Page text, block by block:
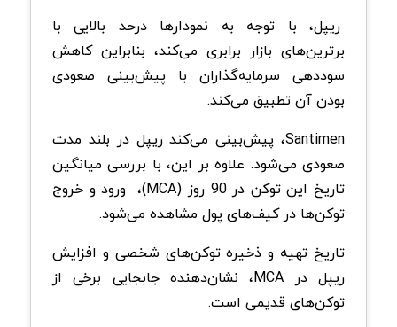
ریپل، با توجه به نمودارها درحد بالایی با
برترین‌های بازار برابری می‌کند، بنابراین کاهش
سوددهی سرمایه‌گذاران با پیش‌بینی صعودی
بودن آن تطبیق می‌کند.
Santimen، پیش‌بینی می‌کند ریپل در بلند مدت
صعودی می‌شود. علاوه بر این، با بررسی میانگین
تاریخ این توکن در 90 روز (MCA)، ورود و خروج
توکن‌ها در کیف‌های پول‌ مشاهده می‌شود.
تاریخ تهیه و ذخیره توکن‌های شخصی و افزایش
ریپل در MCA، نشان‌دهنده جابجایی برخی از
توکن‌های قدیمی است.